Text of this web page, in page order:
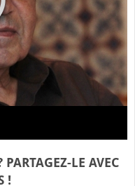
LE AVEC
!